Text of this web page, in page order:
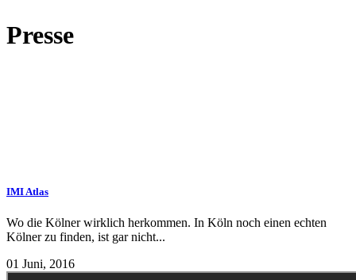
Presse
IMI Atlas
Wo die Kölner wirklich herkommen. In Köln noch einen echten
Kölner zu finden, ist gar nicht...
01 Juni, 2016